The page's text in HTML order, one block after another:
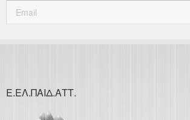
Ε.ΕΛ.ΠΑΙΔ.ΑΤΤ.